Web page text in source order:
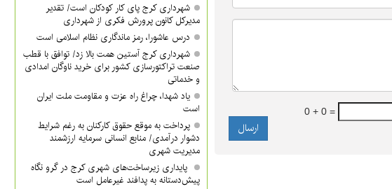
0 + 0 =
شهرداری کرج پای کار کودکان است/ تقدیر
مدیرکل کانون پرورش فکری از شهرداری
درس عاشورا، رمز ماندگاری نظام اسلامی است
شهرداری کرج آستین همت بالا زد/ توافق با قطب
صنعت تراکتورسازی کشور برای خرید ناوگان امدادی
و خدماتی
یاد شهدا، چراغ راه عزت و مقاومت ملت ایران
است
پرداخت به موقع حقوق کارکنان به رغم شرایط
دشوار درآمدی/ منابع انسانی سرمایه ارزشمند
مدیریت شهری
پایداری زیرساخت‌های شهری کرج در گرو نگاه
پیش‌دستانه به پدافند غیرعامل است